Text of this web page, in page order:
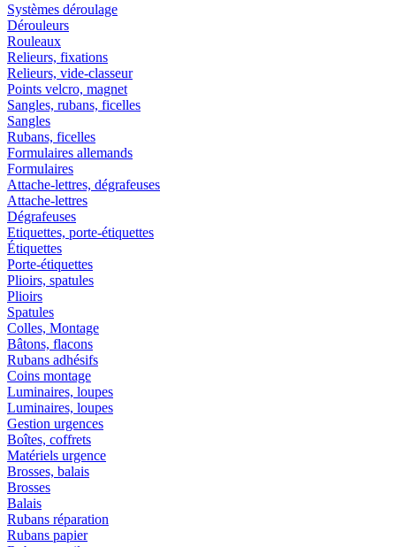
Systèmes déroulage
Dérouleurs
Rouleaux
Relieurs, fixations
Relieurs, vide-classeur
Points velcro, magnet
Sangles, rubans, ficelles
Sangles
Rubans, ficelles
Formulaires allemands
Formulaires
Attache-lettres, dégrafeuses
Attache-lettres
Dégrafeuses
Etiquettes, porte-étiquettes
Étiquettes
Porte-étiquettes
Plioirs, spatules
Plioirs
Spatules
Colles, Montage
Bâtons, flacons
Rubans adhésifs
Coins montage
Luminaires, loupes
Luminaires, loupes
Gestion urgences
Boîtes, coffrets
Matériels urgence
Brosses, balais
Brosses
Balais
Rubans réparation
Rubans papier